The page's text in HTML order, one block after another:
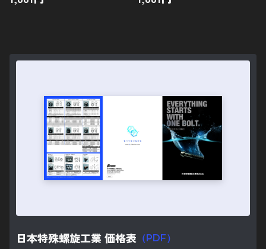
新規会員登録
ログイン
特定商取引法に基づく表示
プライバシーポリシー
企業サイト
お問い合わせ
日本特殊螺旋工業 価格表 （PDF）